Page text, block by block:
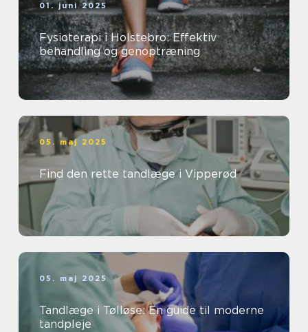
01. juni 2025
Fysioterapi i Holstebro: Effektiv
behandling og genoptræning
05. maj 2025
Find den rette tandlæge i Vipperød
05. maj 2025
Tandlæge i Tølløse: En guide til moderne
tandpleje